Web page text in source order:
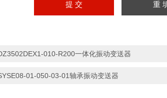
010-R200一体化振动变送器
01-050-03-01轴承振动变送器